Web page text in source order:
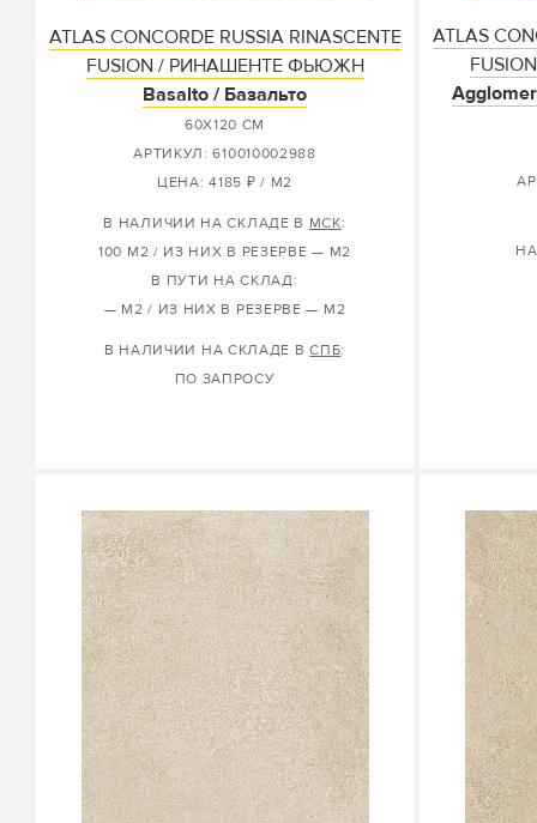
ATLAS CONCORDE RUSSIA RINASCENTE
FUSION / РИНАШЕНТЕ ФЬЮЖН
Basalto / Базальто
60X120 СМ
АРТИКУЛ: 610010002988
ЦЕНА: 4185 ₽ / М2
В НАЛИЧИИ НА СКЛАДЕ В МСК:
100 М2 / ИЗ НИХ В РЕЗЕРВЕ — М2
В ПУТИ НА СКЛАД:
— М2 / ИЗ НИХ В РЕЗЕРВЕ — М2
В НАЛИЧИИ НА СКЛАДЕ ВСПБ:
ПО ЗАПРОСУ
ATLAS